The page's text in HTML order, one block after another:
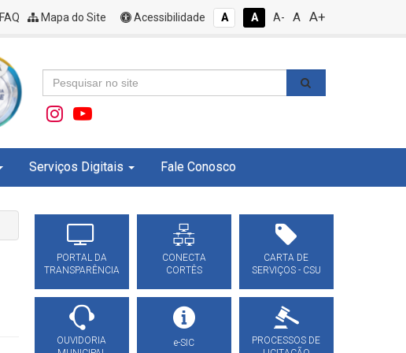
FAQ Mapa do Site Acessibilidade A A A- A A+
Serviços Digitais Fale Conosco
PORTAL DA
TRANSPARÊNCIA
CONECTA
CORTÊS
CARTA DE
SERVIÇOS - CSU
OUVIDORIA
e-SIC
PROCESSOS DE